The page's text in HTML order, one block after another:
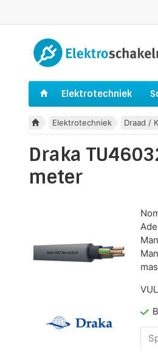
Elektrotechniek
Elektrotechniek Draad /
Draka
meter